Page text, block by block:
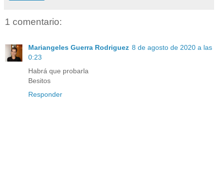
1 comentario:
Mariangeles Guerra Rodriguez 8 de agosto de 2020 a las
0:23
Habrá que probarla
Besitos
Responder